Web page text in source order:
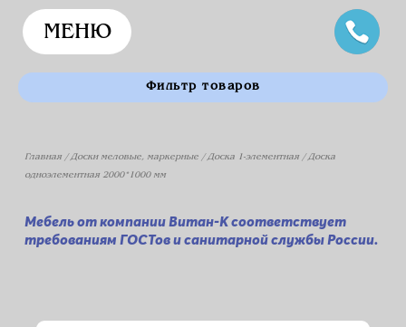
МЕНЮ
Фильтр товаров
Главная/ Доски меловые, маркерные/ Доска 1-элементная/ Доска
одноэлементная 2000*1000 мм
Мебель от компании Витан-К соответствует
требованиям ГОСТов и санитарной службы России.